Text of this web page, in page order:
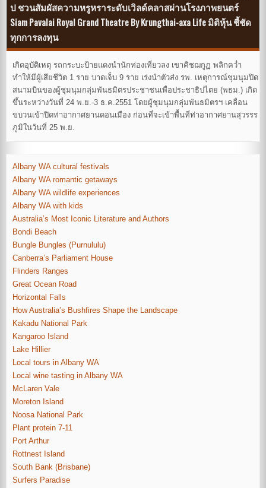
ป ชวนสัมผัสความหรูหราระดับเวิลด์คลาสผ่านโรงภาพยนตร์
Siam Pavalai Royal Grand Theatre By Krungthai-axa Life มิติหุ้น ชี้ชัด
ทุกการลงทุน
เกิดอุบัติเหตุ รถกระบะป้ายแดงนำนักท่องเที่ยวลง เขาคิชฌกูฏ พลิกคว่ำ
ทำให้มีผู้เสียชีวิต 1 ราย บาดเจ็บ 9 ราย เร่งนำตัวส่ง รพ. เหตุการณ์ชุมนุมปิด
สนามบินของผู้ชุมนุมกลุ่มพันธมิตรประชาชนเพื่อประชาธิปไตย (พธม.) เกิด
ขึ้นระหว่างวันที่ 24 พ.ย.-3 ธ.ค.2551 โดยผู้ชุมนุมกลุ่มพันธมิตรฯ เคลื่อน
ขบวนเข้าปิดท่าอากาศยานดอนเมือง ก่อนที่จะเข้าพื้นที่ท่าอากาศยานสุวรรร
ภูมิในวันที่ 25 พ.ย.
Albany WA cultural festivals
Albany WA romantic getaways
Albany WA wildlife experiences
Albany WA with kids
Australia’s Most Iconic Literature and Authors
Bondi Beach
Bungle Bungles (Purnululu)
Canberra’s Parliament House
Flinders Ranges
Great Ocean Road
Horizontal Falls
How Australia’s Bushfires Shape the Landscape
Kakadu National Park
Kangaroo Island
Lake Hillier
Local tours in Albany WA
Local wine tasting in Albany WA
McLaren Vale
Moreton Island
Noosa National Park
Plant protein 7-11
Port Arthur
Rottnest Island
South Bank (Brisbane)
Surfers Paradise